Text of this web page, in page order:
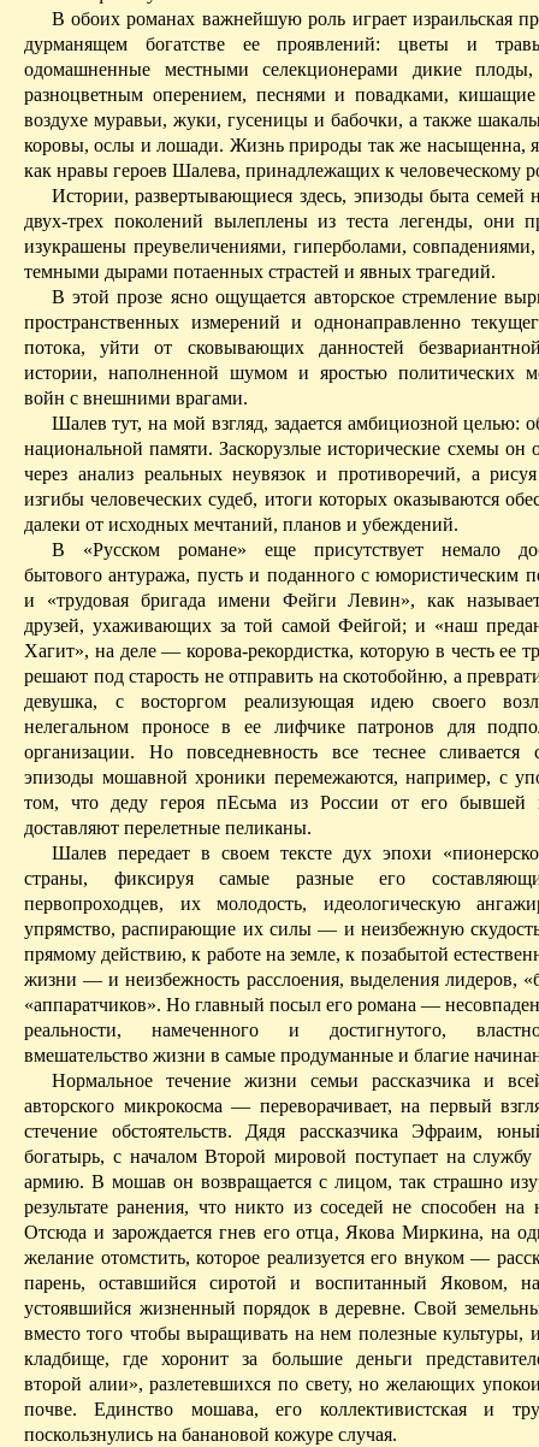
В обоих романах важнейшую роль играет израильская
дурманящем богатстве ее проявлений: цветы и
одомашненные местными селекционерами дикие
разноцветным оперением, песнями и повадками,
воздухе муравьи, жуки, гусеницы и бабочки, а также
коровы, ослы и лошади. Жизнь природы так же насыщенна,
как нравы героев Шалева, принадлежащих к человеческому
Истории, развертывающиеся здесь, эпизоды быта семей
двух-трех поколений вылеплены из теста легенды, они
изукрашены преувеличениями, гиперболами, совпадениями,
темными дырами потаенных страстей и явных трагедий.
В этой прозе ясно ощущается авторское стремление
пространственных измерений и однонаправленно
потока, уйти от сковывающих данностей
истории, наполненной шумом и яростью политических
войн с внешними врагами.
Шалев тут, на мой взгляд, задается амбициозной целью:
национальной памяти. Заскорузлые исторические схемы он
через анализ реальных неувязок и противоречий, арисуя
изгибы человеческих судеб, итоги которых оказываются
далеки от исходных мечтаний, планов и убеждений.
В «Русском романе» еще присутствует немало
бытового антуража, пусть и поданного с юмористическим
и «трудовая бригада имени Фейги Левин», как
друзей, ухаживающих за той самойФейгой; и «наш
Хагит», на деле — корова-рекордистка, которую в честь ее
решают под старость не отправить на скотобойню, а
девушка, с восторгом реализующая идею своего
нелегальном проносе в ее лифчике патронов для
организации. Но повседневность все теснее сливается
эпизоды мошавной хроники перемежаются, например, с
том, что деду герояпЕсьма из России от его бывшей
доставляют перелетные пеликаны.
Шалев передает в своем тексте дух эпохи
страны, фиксируя самые разные его
первопроходцев, их молодость, идеологическую
упрямство, распирающие их силы — и неизбежную
прямому действию, к работе на земле, к позабытой
жизни — и неизбежность расслоения, выделения лидеров,
«аппаратчиков». Но главный посыл его романа —
реальности, намеченного и достигнутого, властно-
вмешательство жизни в самые продуманные и благие
Нормальное течение жизни семьи рассказчика и
авторского микрокосма — переворачивает, на первый
стечение обстоятельств. Дядя рассказчикаЭфраим,
богатырь, с началомВторой мировой поступает на
армию. В мошав он возвращается с лицом, так страшно
результате ранения, что никто из соседей не способен на
Отсюда и зарождается гнев его отца, Якова Миркина, на
желание отомстить, которое реализуется его внуком —
парень, оставшийся сиротой и воспитанный Яковом,
устоявшийся жизненный порядок в деревне. Свой
вместо того чтобы выращивать на нем полезные культуры,
кладбище, где хоронит за большие деньги
второй алии», разлетевшихся по свету, но желающих
почве. Единство мошава, его коллективистская и
поскользнулись на банановой кожуре случая.